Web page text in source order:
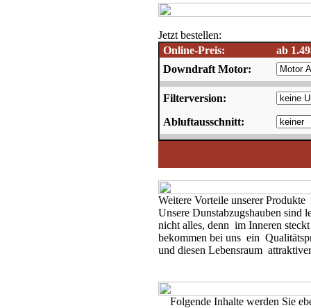
Jetzt bestellen:
Online-Preis:
ab
Downdraft Motor:
Filterversion:
Abluftausschnitt:
Weitere Vorteile unserer Produkte
Unsere Dunstabzugshauben sind
nicht alles, denn im Inneren
bekommen bei uns ein
und diesen Lebensraum
Folgende Inhalte werden Sie